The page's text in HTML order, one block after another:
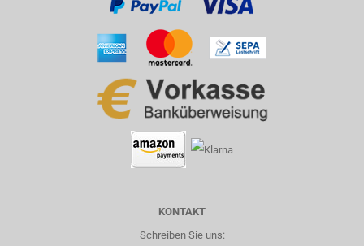
KONTAKT
Schreiben Sie uns: